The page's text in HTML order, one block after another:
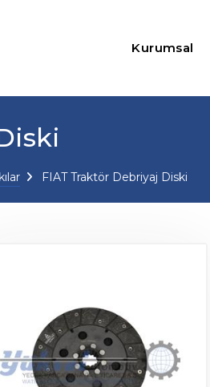
Kurumsal
FIAT Traktör Debriyaj Diski